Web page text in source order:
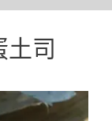
土司